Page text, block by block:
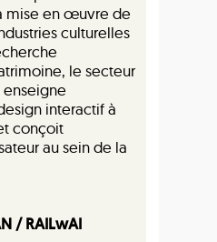
mise en œuvre de
culturelles
le secteur
interactif à
conçoit
au sein de la
/ RAILwAI